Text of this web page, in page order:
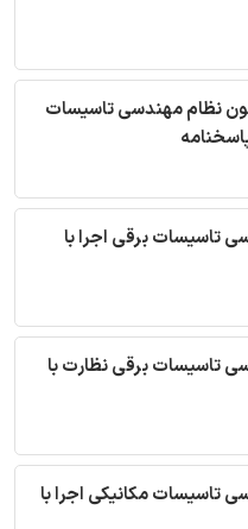
نظام مهندسی تاسیسات
تاسیسات برقی اجرا با
تاسیسات برقی نظارت با
تاسیسات مکانیکی اجرا با